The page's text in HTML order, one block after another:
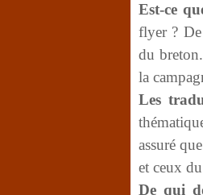
Est-ce
flyer ? De
du
la
Les
assuré
et ceux
De qui